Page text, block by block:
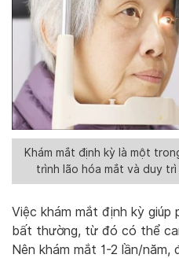
Khám mắt định kỳ là một
trình lão hóa mắt và duy
Việc khám mắt định kỳ giúp
bất thường, từ đó có thể
Nên khám mắt 1-2 lần/